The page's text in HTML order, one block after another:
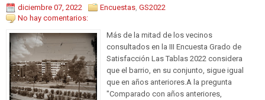
diciembre 07, 2022 Encuestas GS2022
No hay comentarios:
Más de la mitad de los vecinos
consultados en la III Encuesta Grado de
Satisfacción Las Tablas 2022 considera
que el barrio, en su conjunto, sigue igual
que en años anteriores.A la pregunta
"Comparado con años anteriores,